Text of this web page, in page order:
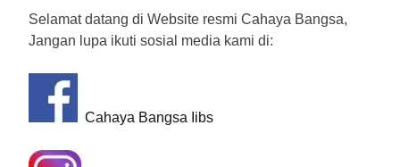
Selamat datang di Website resmi Cahaya Bangsa,
Jangan lupa ikuti sosial media kami di:
Cahaya Bangsa Iibs